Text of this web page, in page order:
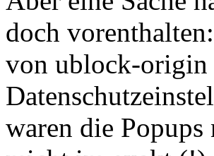
doch
von ublock-origin
waren die